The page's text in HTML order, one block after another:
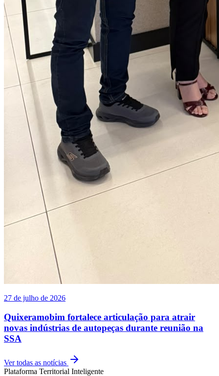
27 de julho de 2026
Quixeramobim fortalece articulação para atrair
novas indústrias de autopeças durante reunião na
SSA
Ver todas as notícias
Plataforma Territorial Inteligente